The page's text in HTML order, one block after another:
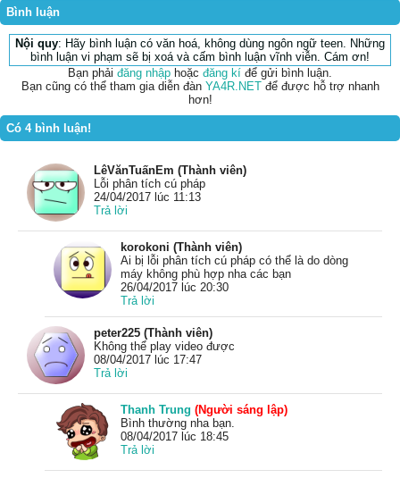
Bình luận
Nội quy: Hãy bình luận có văn hoá, không dùng ngôn ngữ teen. Những
bình luận vi phạm sẽ bị xoá và cấm bình luận vĩnh viễn. Cám ơn!
Bạn phải đăng nhập hoặc đăng kí để gửi bình luận.
Bạn cũng có thể tham gia diễn đàn YA4R.NETđể được hỗ trợ nhanh
hơn!
Có 4 bình luận!
LêVănTuấnEm (Thành viên)
Lỗi phân tích cú pháp
24/04/2017 lúc 11:13
Trả lời
korokoni (Thành viên)
Ai bị lỗi phân tích cú pháp có thể là do dòng
máy không phù hợp nha các bạn
26/04/2017 lúc 20:30
Trả lời
peter225 (Thành viên)
Không thể play video được
08/04/2017 lúc 17:47
Trả lời
Thanh Trung (Người sáng lập)
Bình thường nha bạn.
08/04/2017 lúc 18:45
Trả lời